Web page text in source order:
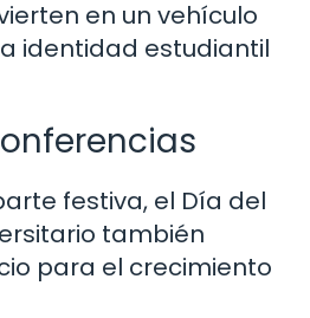
en un vehículo
identidad estudiantil
festiva, el Día del
también
para el crecimiento